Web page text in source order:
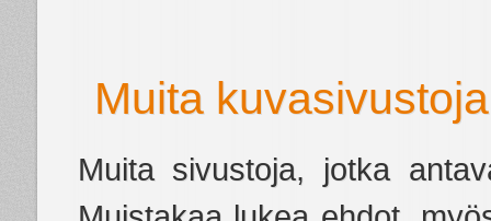
Muita kuvasivustoja
Muita sivustoja, jotka